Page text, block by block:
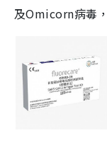
及Omicorn病毒